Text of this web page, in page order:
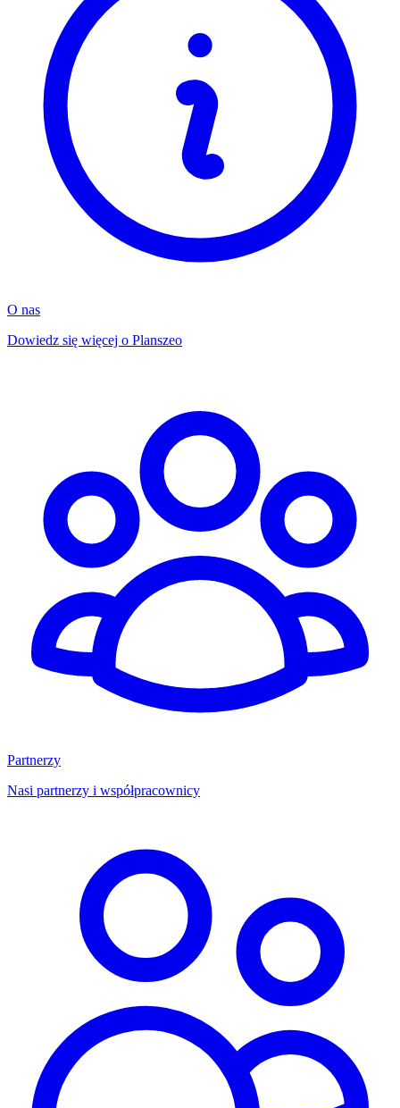
O nas
Dowiedz się więcej o Planszeo
Partnerzy
Nasi partnerzy i współpracownicy